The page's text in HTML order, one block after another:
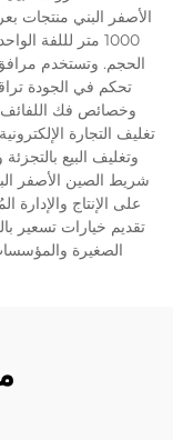
1000 متر لللفة
الحجم. وتستخدم
تحكم في الجودة
وخصائص فك اللفائف
تغليف التجارة
وتغليف البيع
شريط الصين الأصفر
على الإنتاج
تقديم خيارات تسعير
الصغيرة